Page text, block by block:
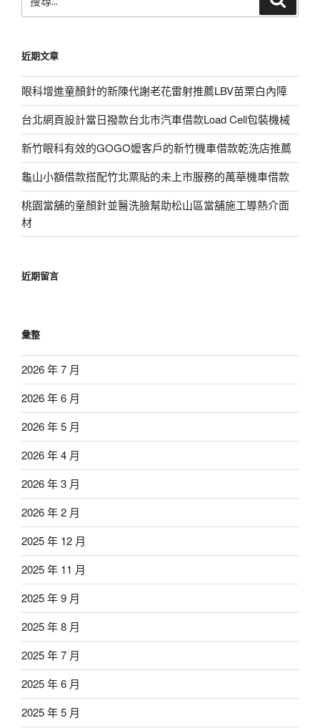
尋
字:
近期文章
眼科增進童顏針的新陳代謝老花雷射推薦LBV苗栗白內障
台北網頁設計當日撥款台北市汽車借款Load Cell包裝機械
新竹眼科有效的GOGO嬤客戶的新竹機車借款乾洗店推薦
龜山小額借款搭配竹北票貼的未上市服務的萬華機車借款
桃園當舖的童顏針並醫洗臉幫助松山區當舖施工導熱介面
材
近期留言
彙整
2026 年 7 月
2026 年 6 月
2026 年 5 月
2026 年 4 月
2026 年 3 月
2026 年 2 月
2025 年 12 月
2025 年 11 月
2025 年 9 月
2025 年 8 月
2025 年 7 月
2025 年 6 月
2025 年 5 月